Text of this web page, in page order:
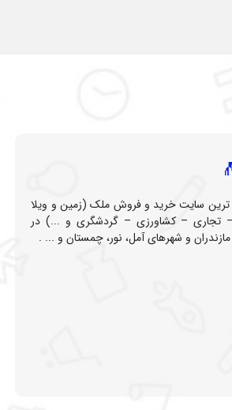
سایت خرید و فروش ملک (زمین و ویلا
– تجاری – کشاورزی – گردشگری و ...) در
و شهرهای آمل، نور، چمستان و ... .